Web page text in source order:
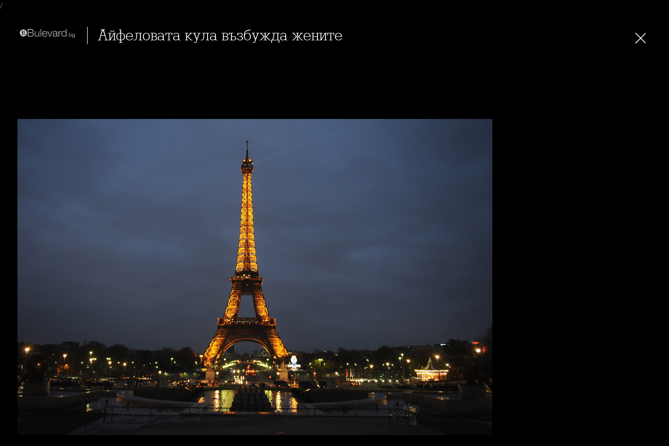
/
Айфеловата кула възбужда жените